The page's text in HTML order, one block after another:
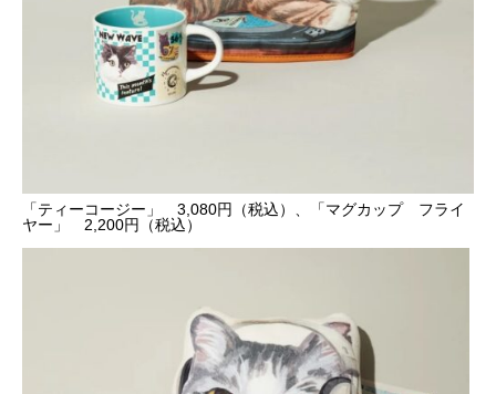
「ティーコージー」 3,080円（税込）、「マグカップ フライ
ヤー」 2,200円（税込）